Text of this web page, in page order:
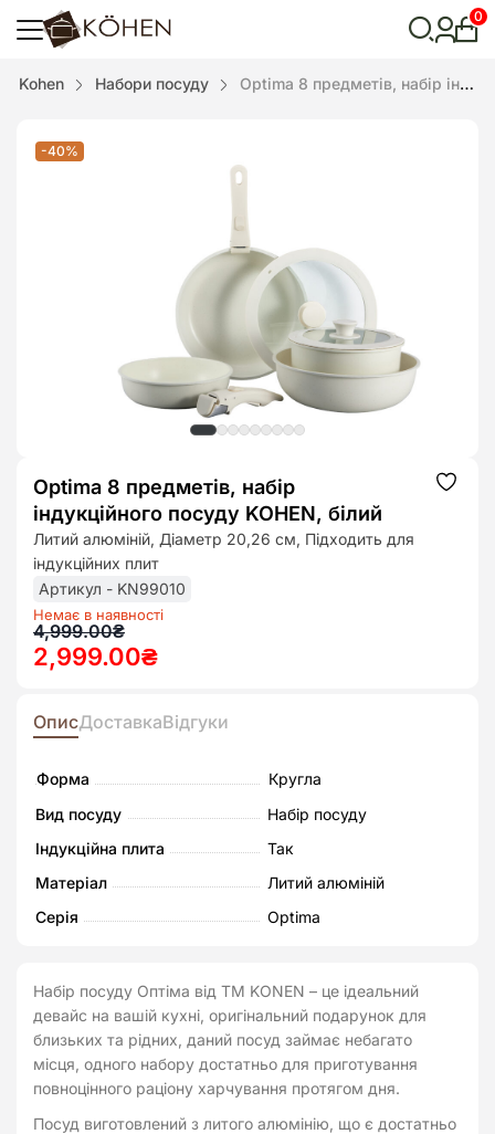
пошук
0
Kohen Набори посуду Optima 8 предметів, набір індукційного посуду KOHEN, білий
-40%
Optima 8 предметів, набір
індукційного посуду KOHEN, білий
Литий алюміній, Діаметр 20,26 см, Підходить для
індукційних плит
Артикул - KN99010
Немає в наявності
4,999.00₴
Оригінальна
ціна:
2,999.00₴
Поточна
ціна:
ОписДоставкаВідгуки
Форма
Кругла
Вид посуду
Набір посуду
Індукційна плита
Так
Матеріал
Литий алюміній
Серія
Optima
Набір посуду Оптіма від ТМ KONEN – це ідеальний
девайс на вашій кухні, оригінальний подарунок для
близьких та рідних, даний посуд займає небагато
місця, одного набору достатньо для приготування
повноцінного раціону харчування протягом дня.
Посуд виготовлений з литого алюмінію, що є достатньо